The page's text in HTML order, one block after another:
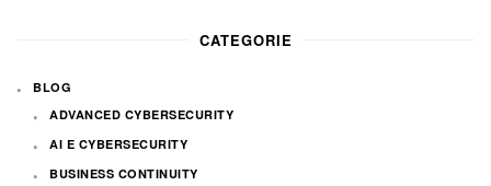
CATEGORIE
BLOG
ADVANCED CYBERSECURITY
AI E CYBERSECURITY
BUSINESS CONTINUITY